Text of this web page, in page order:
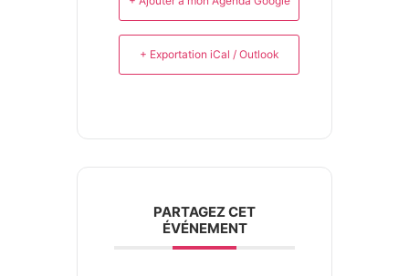
+ Exportation iCal / Outlook
PARTAGEZ CET
ÉVÉNEMENT